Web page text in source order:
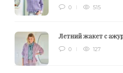
0 515
Летний жакет с
0 127